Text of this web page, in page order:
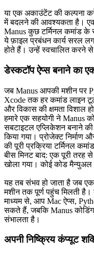
या एक अकाउंटेंट की कल्पना
में बदलने की आवश्यकता है। एक
Manus कुछ टर्मिनल कमांड के
ये फ़ाइल प्रबंधन कार्य सरल
होते हैं। उन्हें स्वचालित करने
डेस्कटॉप ऐप्स बनाने का
जब Manus आपकी मशीन पर
Xcode तक हर कमांड लाइन
और विकास की क्षमता विशाल
हमारे एक सहयोगी ने Manus
सबटाइटल एप्लिकेशन बनाने
किया गया। प्रोजेक्ट
की पूरी प्रक्रिया टर्मिनल
बीस मिनट बाद: एक पूरी तरह
खोला गया। कोई कोड मैन्युअल
यह तब संभव हो जाता है जब
मशीन तक पूर्ण पहुंच मिलती है।
माध्यम से, आप Mac ऐप्स,
सकते हैं, जबकि Manus
संभालता है।
अपनी निष्क्रिय कंप्यूट